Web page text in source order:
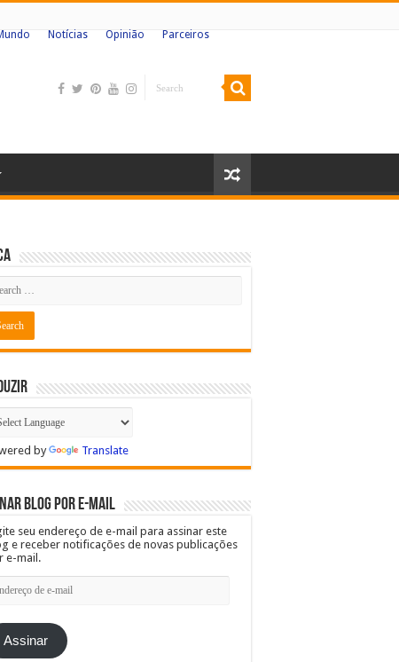
Notícias Opinião Parceiros
by Translate
blog por e-mail
seu endereço de e-mail para assinar este
e receber notificações de novas publicações
e-mail.
Assinar